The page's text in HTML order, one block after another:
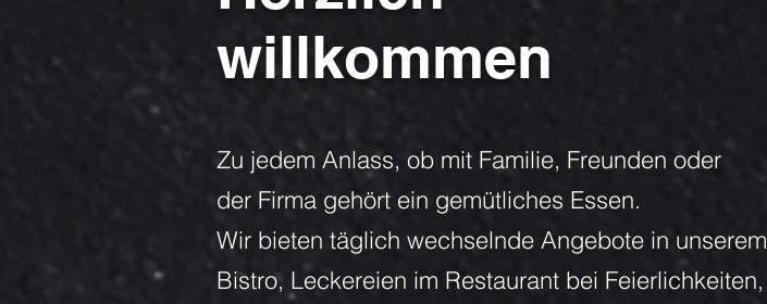
willkommen
Zu jedem Anlass, ob mit Familie, Freunden oder
der Firma gehört ein gemütliches Essen.
Wir bieten täglich wechselnde Angebote in unserem
Bistro, Leckereien im Restaurant bei Feierlichkeiten,